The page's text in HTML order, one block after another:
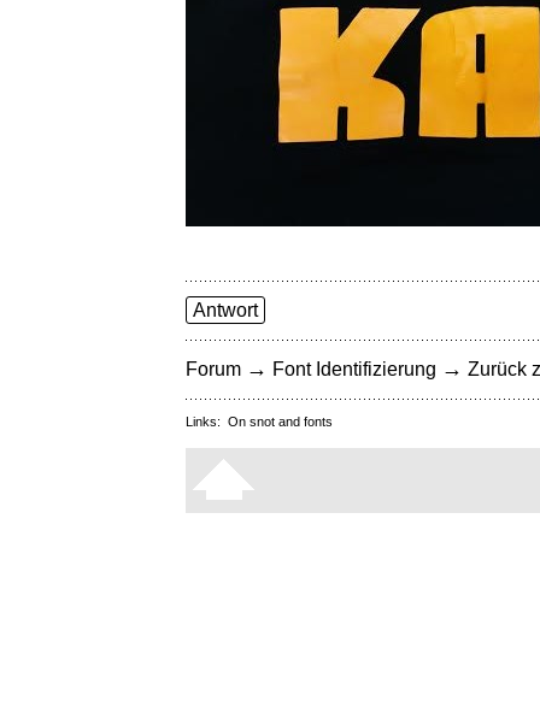
Antwort
Forum → Font Identifizierung → Zurück
Links: On snot and fonts